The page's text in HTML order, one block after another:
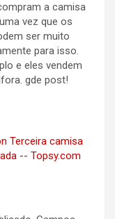
a camisa
vez que os
ser muito
para isso.
e eles vendem
gde post!
Terceira camisa
-- Topsy.com